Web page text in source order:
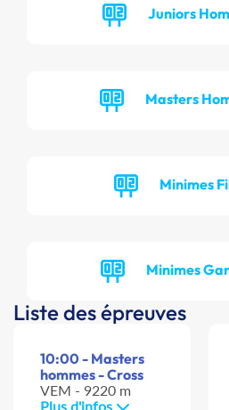
Juniors
Masters
Minimes
Minimes
Liste des épreuves
10:00 - Masters
hommes - Cross
VEM - 9220 m
Plus d'infos